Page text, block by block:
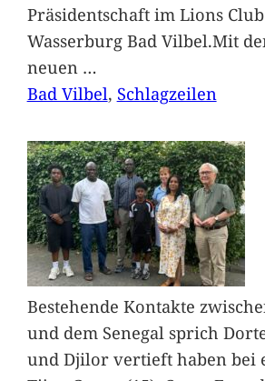
Präsidentschaft im Lions
Wasserburg Bad Vilbel.Mit
neuen …
Bad Vilbel, Schlagzeilen
Bestehende Kontakte
und dem Senegal sprich
und Djilor vertieft haben bei